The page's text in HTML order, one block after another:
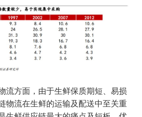
流方面，由于生鲜保质期短、易损
物流在生鲜的运输及配送中至关重